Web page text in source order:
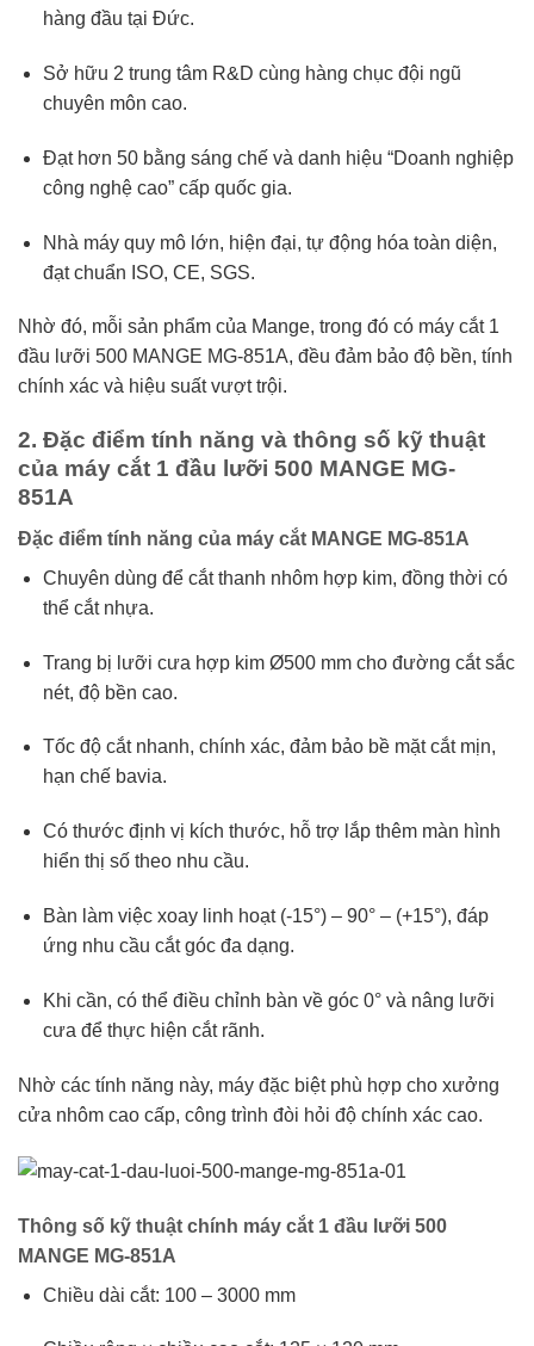
hàng đầu tại Đức.
Sở hữu 2 trung tâm R&D cùng hàng chục đội ngũ
chuyên môn cao.
Đạt hơn 50 bằng sáng chế và danh hiệu “Doanh nghiệp
công nghệ cao” cấp quốc gia.
Nhà máy quy mô lớn, hiện đại, tự động hóa toàn diện,
đạt chuẩn ISO, CE, SGS.
Nhờ đó, mỗi sản phẩm của Mange, trong đó có máy cắt 1
đầu lưỡi 500 MANGE MG-851A, đều đảm bảo độ bền, tính
chính xác và hiệu suất vượt trội.
2. Đặc điểm tính năng và thông số kỹ thuật
của máy cắt 1 đầu lưỡi 500 MANGE MG-
851A
Đặc điểm tính năng của máy cắt MANGE MG-851A
Chuyên dùng để cắt thanh nhôm hợp kim, đồng thời có
thể cắt nhựa.
Trang bị lưỡi cưa hợp kim Ø500 mm cho đường cắt sắc
nét, độ bền cao.
Tốc độ cắt nhanh, chính xác, đảm bảo bề mặt cắt mịn,
hạn chế bavia.
Có thước định vị kích thước, hỗ trợ lắp thêm màn hình
hiển thị số theo nhu cầu.
Bàn làm việc xoay linh hoạt (-15°) – 90° – (+15°), đáp
ứng nhu cầu cắt góc đa dạng.
Khi cần, có thể điều chỉnh bàn về góc 0° và nâng lưỡi
cưa để thực hiện cắt rãnh.
Nhờ các tính năng này, máy đặc biệt phù hợp cho xưởng
cửa nhôm cao cấp, công trình đòi hỏi độ chính xác cao.
Thông số kỹ thuật chính máy cắt 1 đầu lưỡi 500
MANGE MG-851A
Chiều dài cắt: 100 – 3000 mm